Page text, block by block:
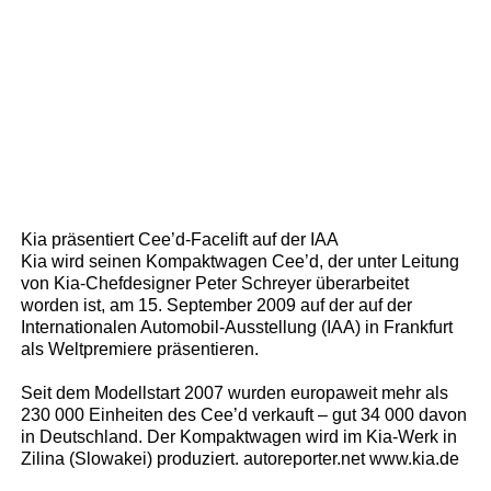
Kia präsentiert Cee’d-Facelift auf der IAA
Kia wird seinen Kompaktwagen Cee’d, der unter Leitung
von Kia-Chefdesigner Peter Schreyer überarbeitet
worden ist, am 15. September 2009 auf der auf der
Internationalen Automobil-Ausstellung (IAA) in Frankfurt
als Weltpremiere präsentieren.
Seit dem Modellstart 2007 wurden europaweit mehr als
230 000 Einheiten des Cee’d verkauft – gut 34 000 davon
in Deutschland. Der Kompaktwagen wird im Kia-Werk in
Zilina (Slowakei) produziert. autoreporter.net www.kia.de